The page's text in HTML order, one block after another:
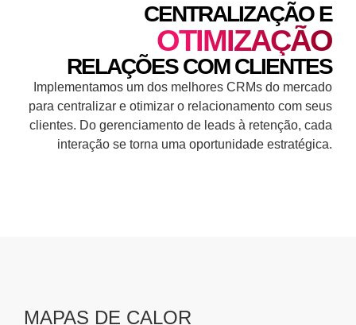
CENTRALIZAÇÃO E
OTIMIZAÇÃO
RELAÇÕES COM CLIENTES
Implementamos um dos melhores CRMs do mercado
para centralizar e otimizar o relacionamento com seus
clientes. Do gerenciamento de leads à retenção, cada
interação se torna uma oportunidade estratégica.
MAPAS DE CALOR